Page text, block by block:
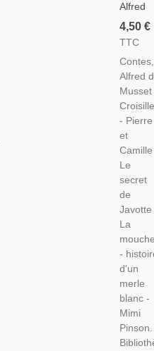
Alfred
De
Musset,
1909 -
XIXe S.
4,50 €
TTC
Contes,
Alfred
Musset
- Pierre
et
Camille
Le
secret
de
Javotte
La
mouche
-
d'un
merle
blanc -
Mimi